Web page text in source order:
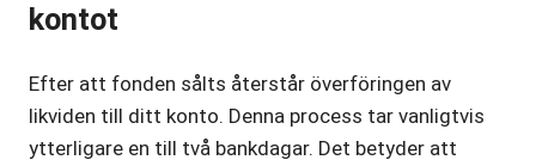
kontot
Efter att fonden sålts återstår överföringen av
likviden till ditt konto. Denna process tar vanligtvis
ytterligare en till två bankdagar. Det betyder att